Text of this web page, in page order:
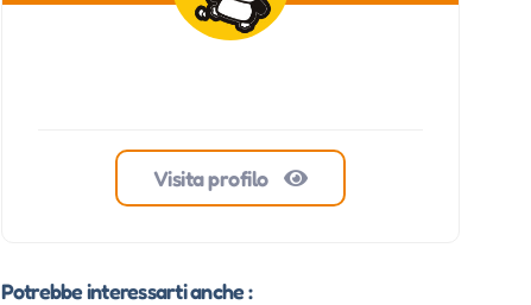
Visita profilo
Potrebbe interessarti anche :